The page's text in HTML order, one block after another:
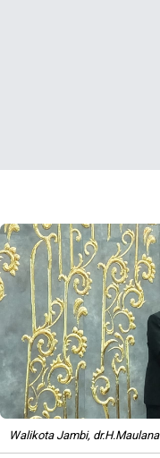
Walikota Jambi, dr.H.Maulana